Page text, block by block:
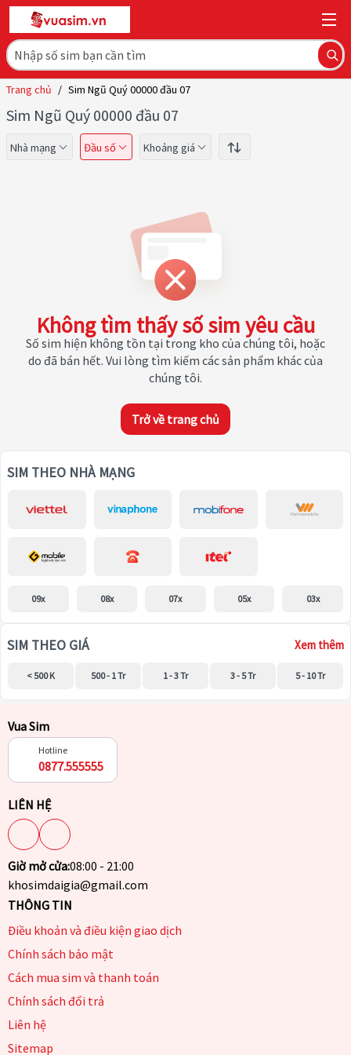
Trang chủ / Sim Ngũ Quý 00000 đầu 07
Sim Ngũ Quý 00000 đầu 07
Nhà mạng Đầu số Khoảng giá
Không tìm thấy số sim yêu cầu
Số sim hiện không tồn tại trong kho của chúng tôi, hoặc
do đã bán hết. Vui lòng tìm kiếm các sản phẩm khác của
chúng tôi.
Trở về trang chủ
SIM THEO NHÀ MẠNG
09x 08x 07x 05x 03x
SIM THEO GIÁ Xem thêm
< 500 K 500 - 1 Tr 1 - 3 Tr 3 - 5 Tr 5 - 10 Tr
Vua Sim
Hotline
0877.555555
LIÊN HỆ
Giờ mở cửa:08:00 - 21:00
khosimdaigia@gmail.com
THÔNG TIN
Điều khoản và điều kiện giao dịch
Chính sách bảo mật
Cách mua sim và thanh toán
Chính sách đổi trả
Liên hệ
Sitemap